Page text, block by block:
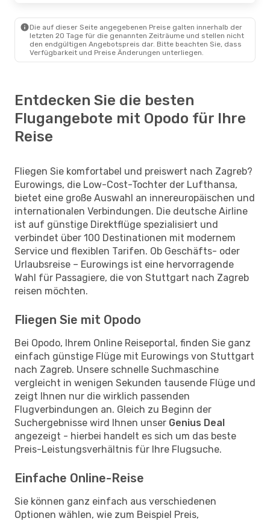
Die auf dieser Seite angegebenen Preise galten innerhalb der
letzten 20 Tage für die genannten Zeiträume und stellen nicht
den endgültigen Angebotspreis dar. Bitte beachten Sie, dass
Verfügbarkeit und Preise Änderungen unterliegen.
Entdecken Sie die besten
Flugangebote mit Opodo für Ihre
Reise
Fliegen Sie komfortabel und preiswert nach Zagreb?
Eurowings, die Low-Cost-Tochter der Lufthansa,
bietet eine große Auswahl an innereuropäischen und
internationalen Verbindungen. Die deutsche Airline
ist auf günstige Direktflüge spezialisiert und
verbindet über 100 Destinationen mit modernem
Service und flexiblen Tarifen. Ob Geschäfts- oder
Urlaubsreise – Eurowings ist eine hervorragende
Wahl für Passagiere, die von Stuttgart nach Zagreb
reisen möchten.
Fliegen Sie mit Opodo
Bei Opodo, Ihrem Online Reiseportal, finden Sie ganz
einfach günstige Flüge mit Eurowings von Stuttgart
nach Zagreb. Unsere schnelle Suchmaschine
vergleicht in wenigen Sekunden tausende Flüge und
zeigt Ihnen nur die wirklich passenden
Flugverbindungen an. Gleich zu Beginn der
Suchergebnisse wird Ihnen unser Genius Deal
angezeigt - hierbei handelt es sich um das beste
Preis-Leistungsverhältnis für Ihre Flugsuche.
Einfache Online-Reise
Sie können ganz einfach aus verschiedenen
Optionen wählen, wie zum Beispiel Preis,